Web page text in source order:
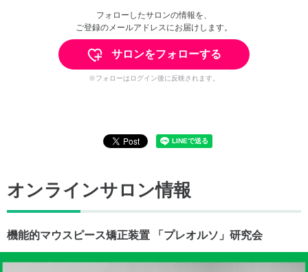
フォローしたサロンの情報を、
ご登録のメールアドレスにお届けします。
サロンをフォローする
※フォローはログイン後に反映されます。
オンラインサロン情報
機能的マウスピース矯正装置 「プレオルソ」研究会